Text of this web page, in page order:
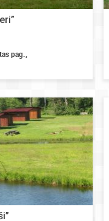
pag.,